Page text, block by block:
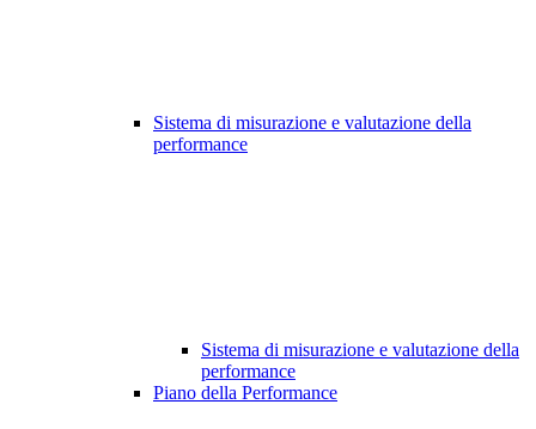
Sistema di misurazione e valutazione della
performance
Sistema di misurazione e valutazione della
performance
Piano della Performance